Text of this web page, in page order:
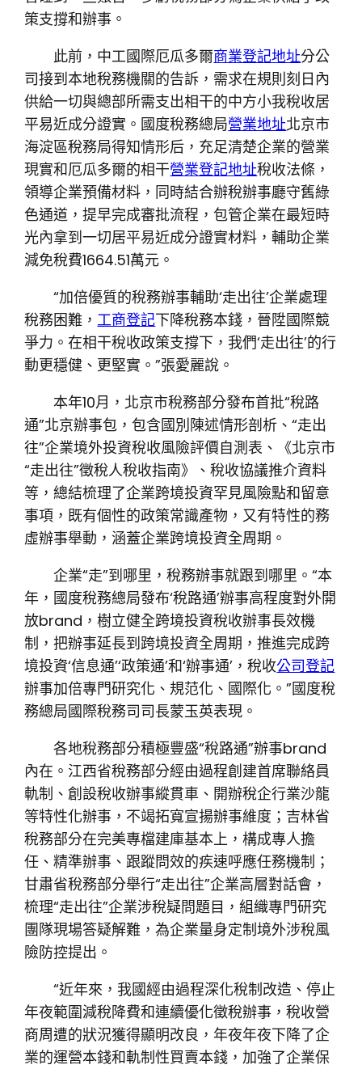
策支撐和辦事。
此前，中工國際厄瓜多爾商業登記地址分公
司接到本地稅務機關的告訴，需求在規則刻日內
供給一切與總部所需支出相干的中方小我稅收居
平易近成分證實。國度稅務總局營業地址北京市
海淀區稅務局得知情形后，充足清楚企業的營業
現實和厄瓜多爾的相干營業登記地址稅收法條，
領導企業預備材料，同時結合辦稅辦事廳守舊綠
色通道，提早完成審批流程，包管企業在最短時
光內拿到一切居平易近成分證實材料，輔助企業
減免稅費1664.51萬元。
“加倍優質的稅務辦事輔助‘走出往’企業處理
稅務困難， 工商登記下降稅務本錢，晉陞國際競
爭力。在相干稅收政策支撐下，我們‘走出往’的行
動更穩健、更堅實。”張愛麗說。
本年10月，北京市稅務部分發布首批“稅路
通”北京辦事包，包含國別陳述情形剖析、“走出
往”企業境外投資稅收風險評價自測表、《北京市
“走出往”徵稅人稅收指南》、稅收協議推介資料
等，總結梳理了企業跨境投資罕見風險點和留意
事項，既有個性的政策常識產物，又有特性的務
虛辦事舉動，涵蓋企業跨境投資全周期。
企業“走”到哪里，稅務辦事就跟到哪里。“本
年，國度稅務總局發布‘稅路通’辦事高程度對外開
放brand，樹立健全跨境投資稅收辦事長效機
制，把辦事延長到跨境投資全周期，推進完成跨
境投資‘信息通’‘政策通’和‘辦事通’，稅收公司登記
辦事加倍專門研究化、規范化、國際化。”國度稅
務總局國際稅務司司長蒙玉英表現。
各地稅務部分積極豐盛“稅路通”辦事brand
內在。江西省稅務部分經由過程創建首席聯絡員
軌制、創設稅收辦事縱貫車、開辦稅企行業沙龍
等特性化辦事，不竭拓寬宣揚辦事維度；吉林省
稅務部分在完美專檔建庫基本上，構成專人擔
任、精準辦事、跟蹤問效的疾速呼應任務機制；
甘肅省稅務部分舉行“走出往”企業高層對話會，
梳理“走出往”企業涉稅疑問題目，組織專門研究
團隊現場答疑解難，為企業量身定制境外涉稅風
險防控提出。
“近年來，我國經由過程深化稅制改造、停止
年夜範圍減稅降費和連續優化徵稅辦事，稅收營
商周遭的狀況獲得顯明改良，年夜年夜下降了企
業的運營本錢和軌制性買賣本錢，加強了企業保